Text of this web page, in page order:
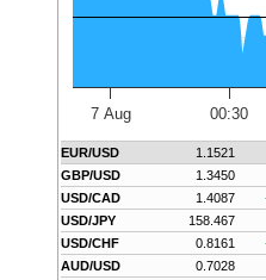
7 Aug 00:30
EUR/USD 1.1521
GBP/USD
1.3450
USD/CAD
1.4087
USD/JPY
158.467
USD/CHF
0.8161
AUD/USD
0.7028